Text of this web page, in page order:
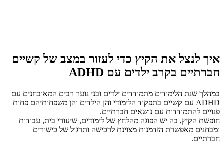
איך לנצל את הקיץ כדי לעזור במצב של קשיים
חברתיים בקרב ילדים עם ADHD
במהלך שנת הלימודים מתמודדים ילדים ובני נוער רבים המאובחנים עם
ADHD עם קשיים בתפקוד הלימודי והן הילדים והן משפחותיהם פחות
פנויים להתמודדות עם נושאים חברתיים.
חופשת הקיץ, בה יש הפוגה מהלחץ של לימודים, שיעורי בית, עבודות
ומבחנים מאפשרת הזדמנות מצוינת לרכישה ותרגול של כישורים
חברתיים.